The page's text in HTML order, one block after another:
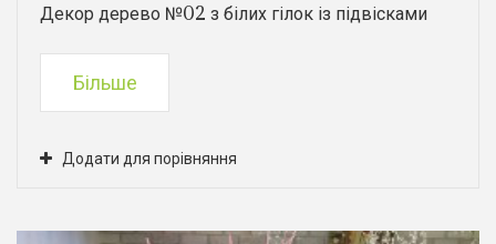
Декор дерево №02 з білих гілок із підвісками
Більше
Додати для порівняння